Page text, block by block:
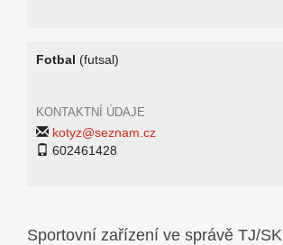
Fotbal (futsal)
KONTAKTNÍ ÚDAJE
kotyz@seznam.cz
602461428
Sportovní zařízení ve správě TJ/SK